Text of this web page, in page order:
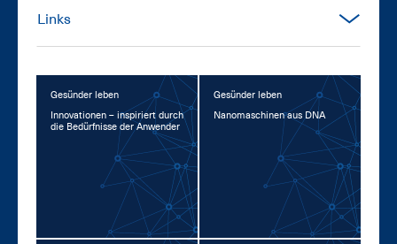
Links
Gesünder leben
In­no­va­tio­nen – in­spi­riert durch
die Be­dürf­nis­se der An­wen­der
Gesünder leben
Na­no­ma­schi­nen aus DNA